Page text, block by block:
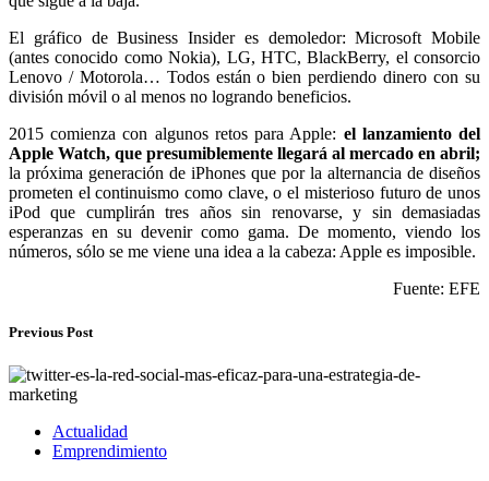
El gráfico de Business Insider es demoledor: Microsoft Mobile
(antes conocido como Nokia), LG, HTC, BlackBerry, el consorcio
Lenovo / Motorola… Todos están o bien perdiendo dinero con su
división móvil o al menos no logrando beneficios.
2015 comienza con algunos retos para Apple: el lanzamiento del
Apple Watch, que presumiblemente llegará al mercado en abril;
la próxima generación de iPhones que por la alternancia de diseños
prometen el continuismo como clave, o el misterioso futuro de unos
iPod que cumplirán tres años sin renovarse, y sin demasiadas
esperanzas en su devenir como gama. De momento, viendo los
números, sólo se me viene una idea a la cabeza: Apple es imposible.
Fuente: EFE
Previous Post
Actualidad
Emprendimiento